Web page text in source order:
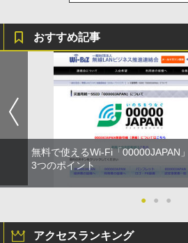
おすすめ記事
無料で使えるWi-Fi「00000JAPAN
3つのポイント
● ● ●
アクセスランキング